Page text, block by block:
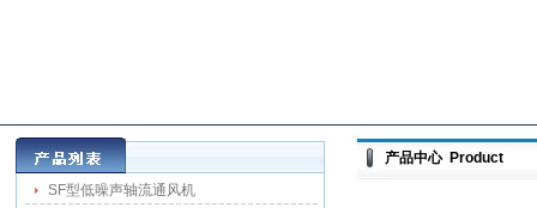
SF型低噪声轴流通风机
产品中心 Product